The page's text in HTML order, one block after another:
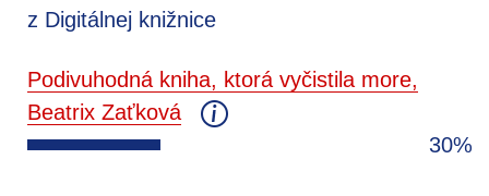
z Digitálnej knižnice
Podivuhodná kniha, ktorá vyčistila more,
Beatrix Zaťková
30%